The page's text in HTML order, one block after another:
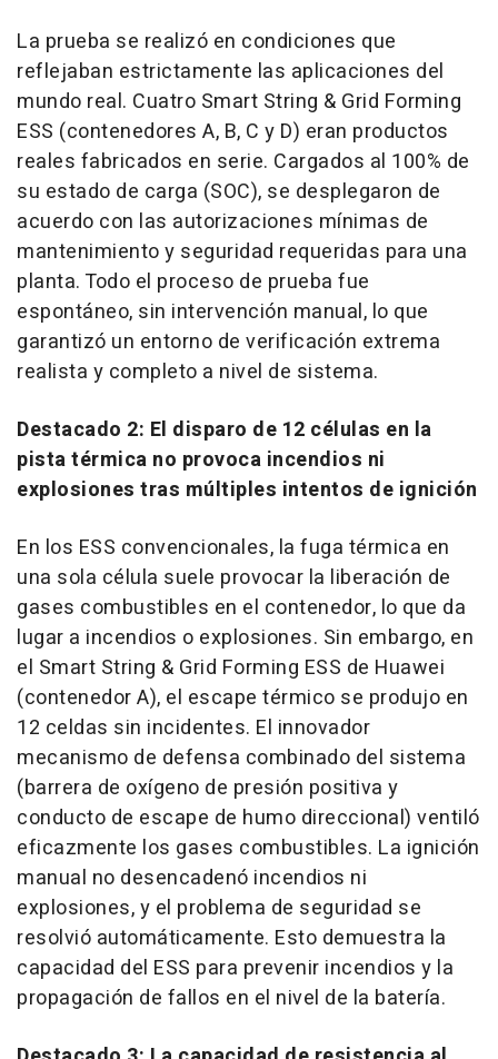
La prueba se realizó en condiciones que
reflejaban estrictamente las aplicaciones del
mundo real. Cuatro Smart String & Grid Forming
ESS (contenedores A, B, C y D) eran productos
reales fabricados en serie. Cargados al 100% de
su estado de carga (SOC), se desplegaron de
acuerdo con las autorizaciones mínimas de
mantenimiento y seguridad requeridas para una
planta. Todo el proceso de prueba fue
espontáneo, sin intervención manual, lo que
garantizó un entorno de verificación extrema
realista y completo a nivel de sistema.
Destacado 2: El disparo de 12 células en la
pista térmica no provoca incendios ni
explosiones tras múltiples intentos de ignición
En los ESS convencionales, la fuga térmica en
una sola célula suele provocar la liberación de
gases combustibles en el contenedor, lo que da
lugar a incendios o explosiones. Sin embargo, en
el Smart String & Grid Forming ESS de Huawei
(contenedor A), el escape térmico se produjo en
12 celdas sin incidentes. El innovador
mecanismo de defensa combinado del sistema
(barrera de oxígeno de presión positiva y
conducto de escape de humo direccional) ventiló
eficazmente los gases combustibles. La ignición
manual no desencadenó incendios ni
explosiones, y el problema de seguridad se
resolvió automáticamente. Esto demuestra la
capacidad del ESS para prevenir incendios y la
propagación de fallos en el nivel de la batería.